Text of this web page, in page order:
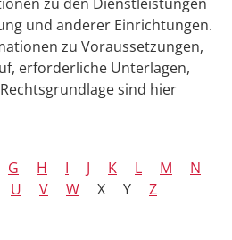
und anderer Einrichtungen.
zu Voraussetzungen,
erforderliche Unterlagen,
sind hier
G H I J K L M
N
U V W X Y Z